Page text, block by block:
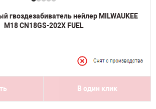
гвоздезабиватель нейлер MILWAUKEE
M18 CN18GS-202X FUEL
В один клик